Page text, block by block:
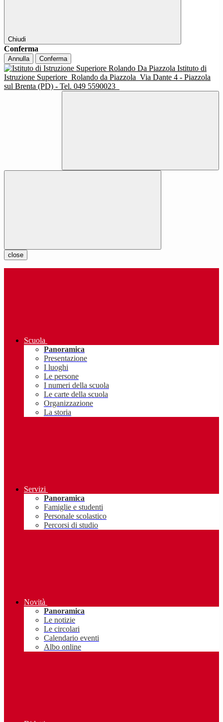
Chiudi
Conferma
Annulla Conferma
Istituto di
Istruzione Superiore Rolando da Piazzola Via Dante 4 - Piazzola
sul Brenta (PD) - Tel. 049 5590023
close
Scuola
Panoramica
Presentazione
I luoghi
Le persone
I numeri della scuola
Le carte della scuola
Organizzazione
La storia
Servizi
Panoramica
Famiglie e studenti
Personale scolastico
Percorsi di studio
Novità
Panoramica
Le notizie
Le circolari
Calendario eventi
Albo online